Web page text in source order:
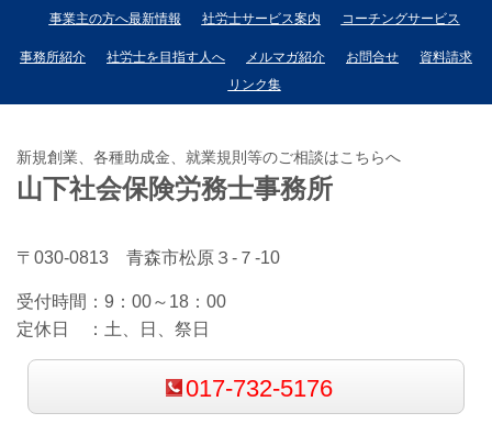
事業主の方へ最新情報
社労士サービス案内 コーチングサービス
事務所紹介 社労士を目指す人へ メルマガ紹介 お問合せ
資料請求
リンク集
新規創業、各種助成金、就業規則等のご相談はこちらへ
山下社会保険労務士事務所
〒030-0813 青森市松原３-７-10
受付時間： 9：00～18：00
定休日 ： 土、日、祭日
017-732-5176